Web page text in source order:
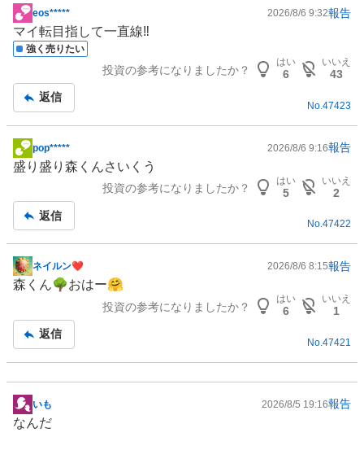
掲
示
板
eos***** 2026/8/6 9:32報告
マイ転目指して一直線‼️
強く売りたい
投資の参考になりましたか？
はい
6
いいえ
43
返信
No. 47423
掲
示
事
pop***** 2026/8/6 9:16報告
盛り盛り森くんさいくう
投資の参考になりましたか？
はい
5
いいえ
2
返信
No.47422
掲
示
事
ネイルン❤︎ 2026/8/6 8:15報告
森くん🌳おはー🤗
投資の参考になりましたか？
はい
6
いいえ
1
返信
No. 47421
掲
示
いも 2026/8/5 19:16報告
なんだ